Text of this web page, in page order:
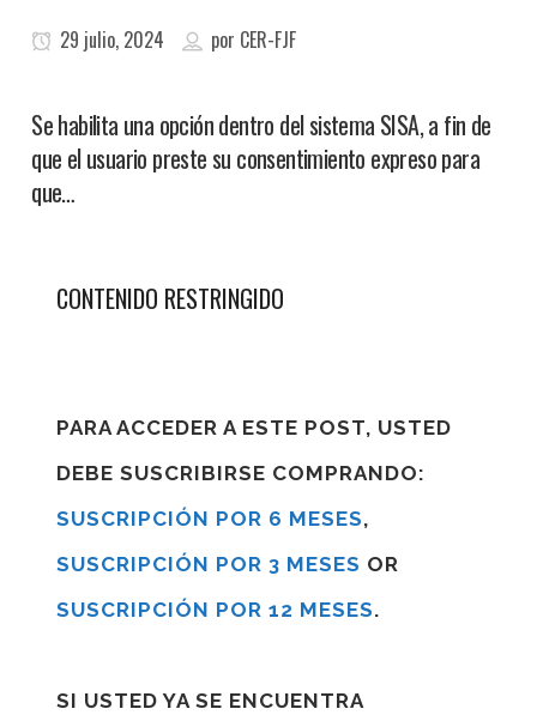
29 julio, 2024 por CER-FJF
Se habilita una opción dentro del sistema SISA, a fin de
que el usuario preste su consentimiento expreso para
que…
CONTENIDO RESTRINGIDO
PARA ACCEDER A ESTE POST, USTED
DEBE SUSCRIBIRSE COMPRANDO:
SUSCRIPCIÓN POR 6 MESES,
SUSCRIPCIÓN POR 3 MESES OR
SUSCRIPCIÓN POR 12 MESES.
SI USTED YA SE ENCUENTRA